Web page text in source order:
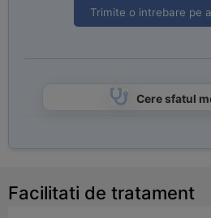
Trimite o intrebare pe
Cere sfatul
Facilitati de tratament